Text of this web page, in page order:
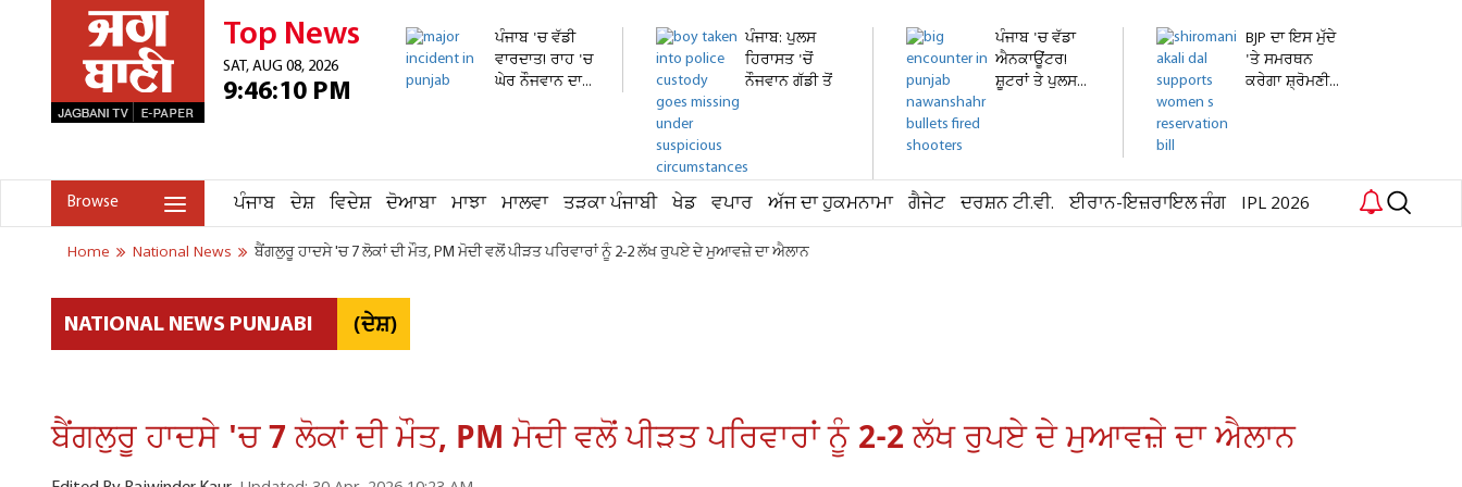
Top News
SAT, AUG 08, 2026
9:46:10 PM
ਪੰਜਾਬ 'ਚ ਵੱਡੀ
ਵਾਰਦਾਤ! ਰਾਹ 'ਚ
ਘੇਰ ਨੌਜਵਾਨ ਦਾ...
ਪੰਜਾਬ: ਪੁਲਸ
ਹਿਰਾਸਤ 'ਚੋਂ
ਨੌਜਵਾਨ ਗੱਡੀ ਤੋਂ
ਪੰਜਾਬ 'ਚ ਵੱਡਾ
ਐਨਕਾਊਂਟਰ!
ਸ਼ੂਟਰਾਂ ਤੇ ਪੁਲਸ...
BJP ਦਾ ਇਸ ਮੁੱਦੇ
'ਤੇ ਸਮਰਥਨ
ਕਰੇਗਾ ਸ਼੍ਰੋਮਣੀ...
Browse ਪੰਜਾਬ ਦੇਸ਼ ਵਿਦੇਸ਼ ਦੋਆਬਾ ਮਾਝਾ ਮਾਲਵਾ ਤੜਕਾ ਪੰਜਾਬੀ ਖੇਡ ਵਪਾਰ ਅੱਜ ਦਾ ਹੁਕਮਨਾਮਾ ਗੈਜੇਟ ਦਰਸ਼ਨ ਟੀ.ਵੀ. ਈਰਾਨ-ਇਜ਼ਰਾਇਲ ਜੰਗ IPL 2026
Home National News ਬੈਂਗਲੁਰੂ ਹਾਦਸੇ 'ਚ 7 ਲੋਕਾਂ ਦੀ ਮੌਤ, PM ਮੋਦੀ ਵਲੋਂ ਪੀੜਤ ਪਰਿਵਾਰਾਂ ਨੂੰ 2-2 ਲੱਖ ਰੁਪਏ ਦੇ ਮੁਆਵਜ਼ੇ ਦਾ ਐਲਾਨ
NATIONAL NEWS PUNJABI (ਦੇਸ਼)
ਬੈਂਗਲੁਰੂ ਹਾਦਸੇ 'ਚ 7 ਲੋਕਾਂ ਦੀ ਮੌਤ, PM ਮੋਦੀ ਵਲੋਂ ਪੀੜਤ ਪਰਿਵਾਰਾਂ ਨੂੰ 2-2 ਲੱਖ ਰੁਪਏ ਦੇ ਮੁਆਵਜ਼ੇ ਦਾ ਐਲਾਨ